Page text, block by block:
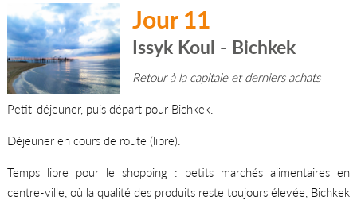
Jour 11
Issyk Koul - Bichkek
Retour à la capitale et derniers achats
Petit-déjeuner, puis départ pour Bichkek.
Déjeuner en cours de route (libre).
Temps libre pour le shopping : petits marchés alimentaires en
centre-ville, où la qualité des produits reste toujours élevée, Bichkek